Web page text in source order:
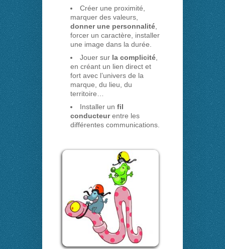
Créer une proximité,
marquer des valeurs,
donner une personnalité,
forcer un caractère, installer
une image dans la durée.
Jouer sur la complicité,
en créant un lien direct et
fort avec l’univers de la
marque, du lieu, du
territoire…
Installer un fil
conducteurentre les
différentes communications.